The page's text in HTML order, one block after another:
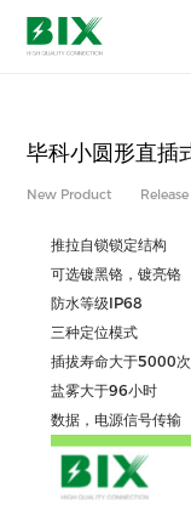
毕科小圆形直插
New Product
推拉自锁锁定结构
可选镀黑铬，镀亮铬
防水等级IP68
三种定位模式
插拔寿命大于5000次
盐雾大于96小时
数据，电源信号传输